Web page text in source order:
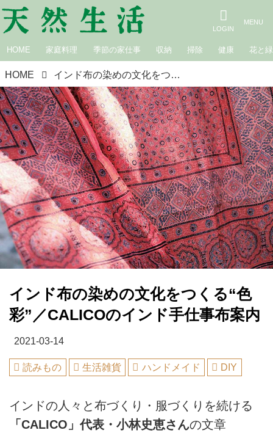
HOME 家庭料理 季節の家仕事 収納 掃除 健康 花と緑
HOME インド布の染めの文化をつくる“色彩”／CALICOのインド手仕事布案内
インド布の染めの文化をつくる“色
彩”／CALICOのインド手仕事布案内
2021-03-14
読みもの 生活雑貨 ハンドメイド DIY
インドの人々と布づくり・服づくりを続ける
「CALICO」代表・小林史恵さんの文章